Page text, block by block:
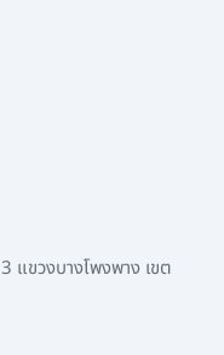
แขวงบางโพงพาง เขต